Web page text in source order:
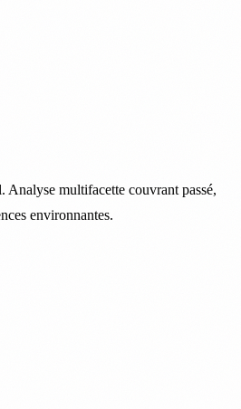
Analyse multifacette couvrant passé,
environnantes.